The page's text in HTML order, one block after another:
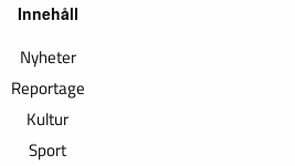
Innehåll
Nyheter
Reportage
Kultur
Sport